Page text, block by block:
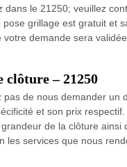
le 21250; veuillez
grillage est gratuit et
demande sera
clôture – 21250
de nous demander un
et son prix
de la clôture ainsi
les services que nous